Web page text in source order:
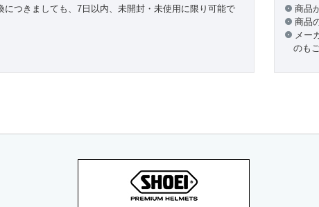
につきましても、7日以内、未開封・未使用に限り可能で
商品
商品
メー
のも